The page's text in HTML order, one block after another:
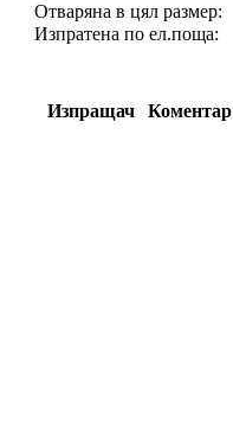
Отваряна в цял размер:
Изпратена по ел.поща:
Изпращач Коментар